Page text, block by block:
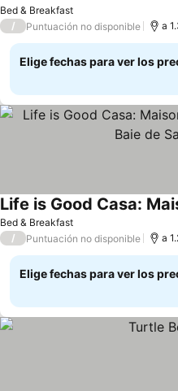
Bed & Breakfast
/ Puntuación no disponible a
Elige fechas para ver los
Bed & Breakfast
Ver precios
/ Puntuación no disponible a
Elige fechas para ver los